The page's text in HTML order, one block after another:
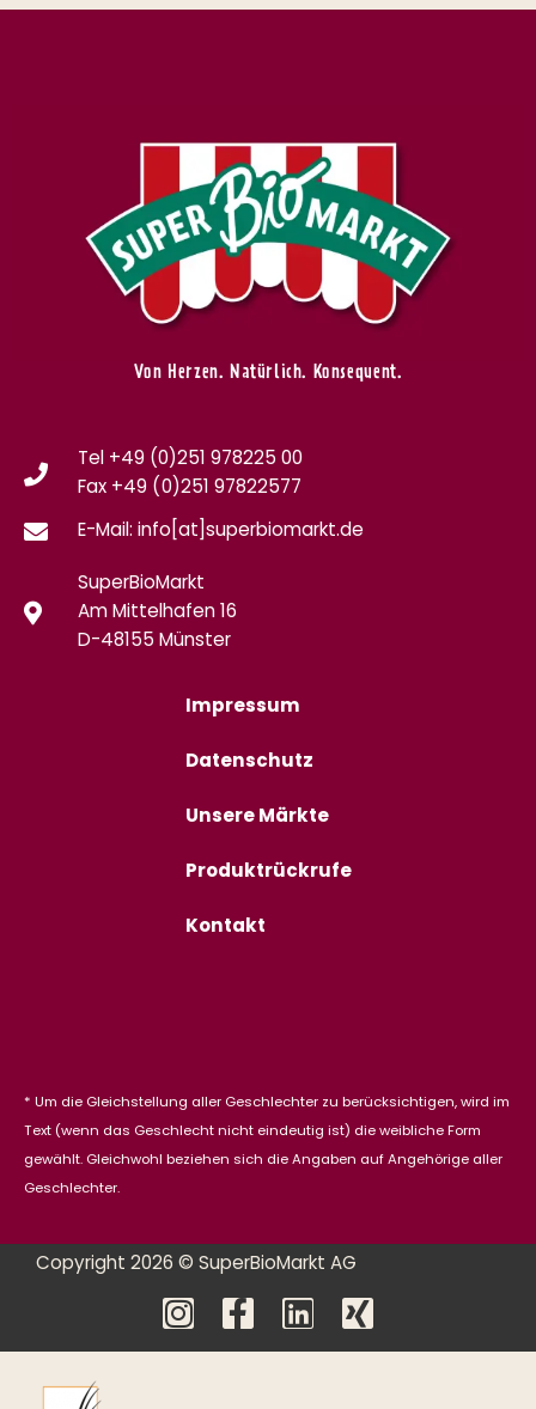
Von Herzen. Natürlich. Konsequent.
Tel +49 (0)251 978225 00
Fax +49 (0)251 97822577
E-Mail: info[at]superbiomarkt.de
SuperBioMarkt
Am Mittelhafen 16
D-48155 Münster
Impressum
Datenschutz
Unsere Märkte
Produktrückrufe
Kontakt
* Um die Gleichstellung aller Geschlechter zu berücksichtigen, wird im
Text (wenn das Geschlecht nicht eindeutig ist) die weibliche Form
gewählt. Gleichwohl beziehen sich die Angaben auf Angehörige aller
Geschlechter.
Copyright 2026 © SuperBioMarkt AG